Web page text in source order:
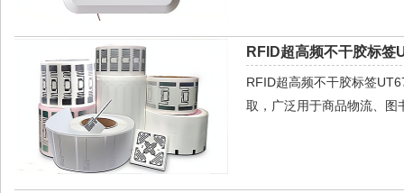
RFID超高频不干胶标签
RFID超高频不干胶标签
取，广泛用于商品物流、图